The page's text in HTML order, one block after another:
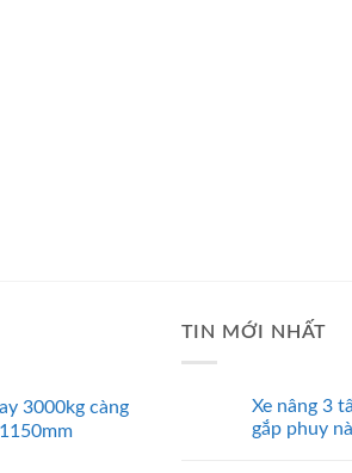
3000kg càng
TIN MỚI NHẤT
Xe nâng 3
gắp phuy